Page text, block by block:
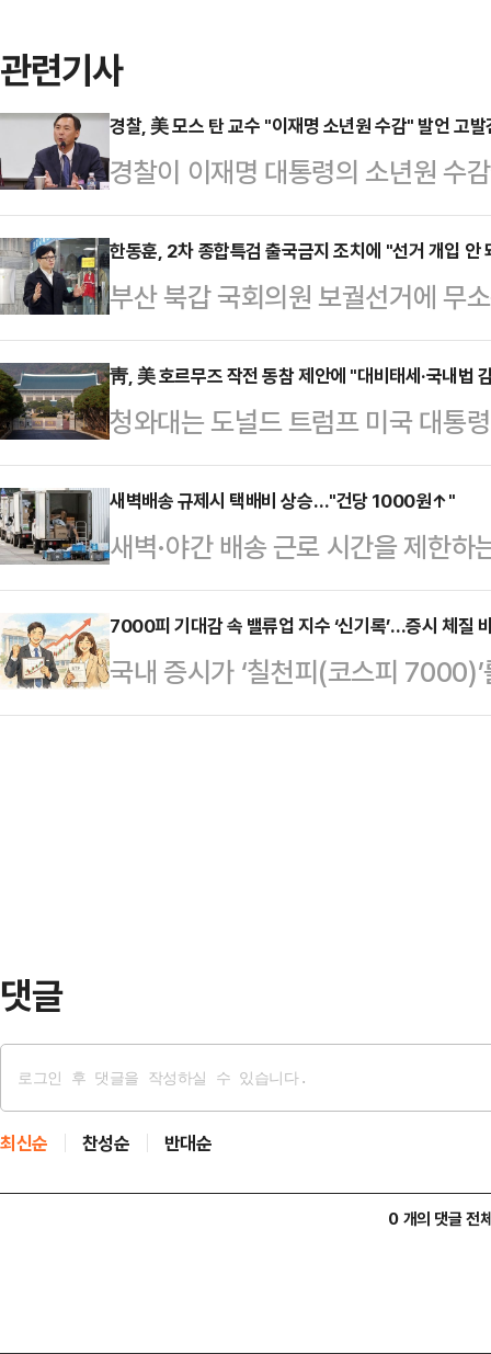
관련기사
경찰, 美 모스 탄 교수 "이재명 소년원 수감" 발언 고발
경찰이 이재명 대통령의 소년원 수
티대 교수의 미국 내 발언과 관련한
불송치 결정했다.경찰에 따르면 서
명예훼손 혐의로 고발된 탄 교수를
송치했다.각하란 본안 판단 없이 사
난해 6월 미국 워싱턴 내셔널프레
통령이 청소년 시절 한 소녀를 살해
문에 중·고등학교를 …
한동훈, 2차 종합특검 출국금지 조치에 "선거 개입 안
부산 북갑 국회의원 보궐선거에 무
차 종합특검이 자신에게 출국금지
5일 페이스북에 "이재명 정권의 이
다"고 밝혔다.한 전 대표는 "작년 채
국금지하고는 조사 한 번 못하고 종
검도 똑같이 무리수를 반복하고 있
위한 국정조사에 민주당이 저를 증
정치 특검들이 쇼만 거…
靑, 美 호르무즈 작전 동참 제안에 "대비태세·국내법
청와대는 도널드 트럼프 미국 대통
재 사고를 계기로 한국에 군사작전
태세와 국내법 절차 등을 감안해
는 국제 해상 교통로의 안전과 항행
하고 국제법상 보호돼야 할 원칙이
조속한 안정, 회복, 정상화를 위해
설명했다.그러면서 "이런 맥락에서
있다"고 덧붙였다…
새벽배송 규제시 택배비 상승…"건당 1000원↑"
새벽·야간 배송 근로 시간을 제한
야 할 택배비가 건당 1000원가량
품학회가 발표한 '택배 사회적 대화
보고서에 따르면 야간 배송 시간 제
기 위한 비용이 발생해 결과적으로
7000피 기대감 속 밸류업 지수 ‘신기록’…증시 체질
국내 증시가 ‘칠천피(코스피
역시 사상 최고치 행진을 이어가며
댓글
최신순 찬성순 반대순
0 개의 댓글 전